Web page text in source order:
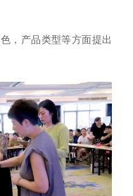
，产品类型等方面提出